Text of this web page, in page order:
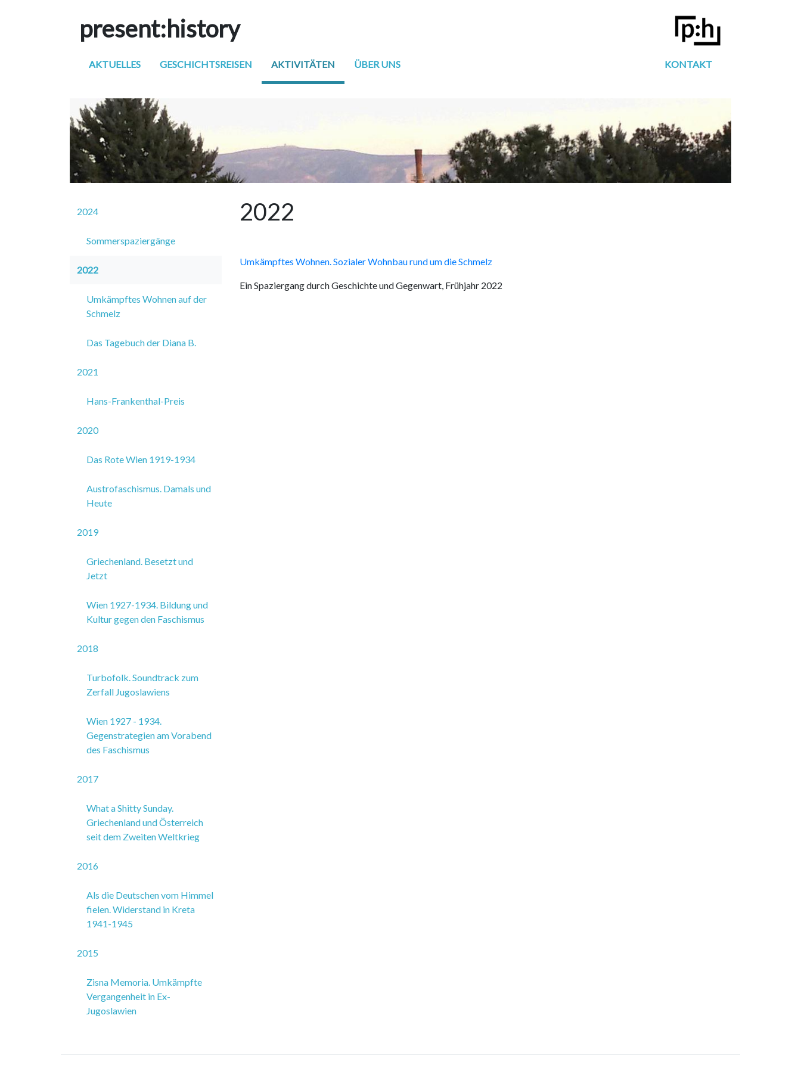
present:history
AKTUELLES GESCHICHTSREISEN AKTIVITÄTEN ÜBER UNS KONTAKT
2024
Sommerspaziergänge
2022
Umkämpftes Wohnen auf der
Schmelz
Das Tagebuch der Diana B.
2021
Hans-Frankenthal-Preis
2020
Das Rote Wien 1919-1934
Austrofaschismus. Damals und
Heute
2019
Griechenland. Besetzt und
Jetzt
Wien 1927-1934. Bildung und
Kultur gegen den Faschismus
2018
Turbofolk. Soundtrack zum
Zerfall Jugoslawiens
Wien 1927 - 1934.
Gegenstrategien am Vorabend
des Faschismus
2017
What a Shitty Sunday.
Griechenland und Österreich
seit dem Zweiten Weltkrieg
2016
Als die Deutschen vom Himmel
fielen. Widerstand in Kreta
1941-1945
2015
Zisna Memoria. Umkämpfte
Vergangenheit in Ex-
Jugoslawien
2022
Umkämpftes Wohnen. Sozialer Wohnbau rund um die Schmelz
Ein Spaziergang durch Geschichte und Gegenwart, Frühjahr 2022